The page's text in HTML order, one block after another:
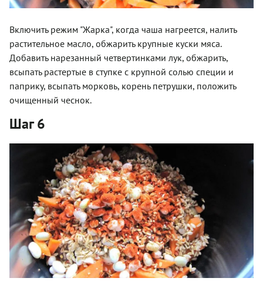
Включить режим "Жарка", когда чаша нагреется, налить
растительное масло, обжарить крупные куски мяса.
Добавить нарезанный четвертинками лук, обжарить,
всыпать растертые в ступке с крупной солью специи и
паприку, всыпать морковь, корень петрушки, положить
очищенный чеснок.
Шаг 6